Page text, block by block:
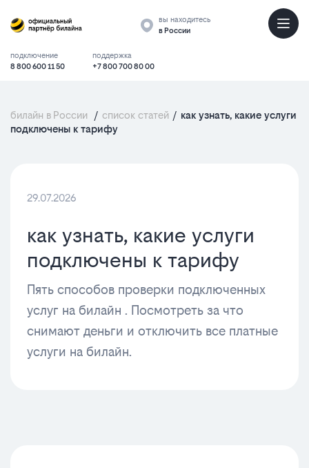
вы находитесь
в России
подключение
8 800 600 11 50
поддержка
+7 800 700 80 00
билайн в России / список статей / как узнать, какие услуги
подключены к тарифу
29.07.2026
как узнать, какие услуги
подключены к тарифу
Пять способов проверки подключенных
услуг на билайн . Посмотреть за что
снимают деньги и отключить все платные
услуги на билайн.